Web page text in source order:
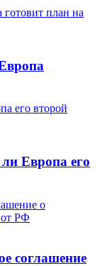
Европа его
соглашение